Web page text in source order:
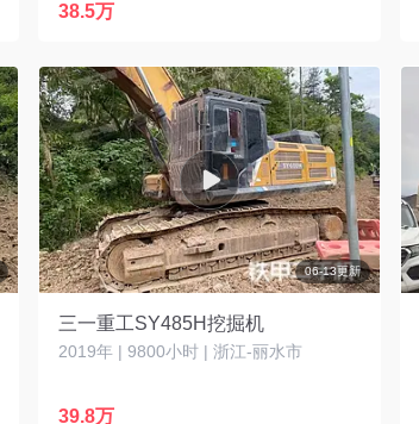
38.5万
06-13更新
三一重工SY485H挖掘机
2019年 | 9800小时 | 浙江-丽水市
39.8万